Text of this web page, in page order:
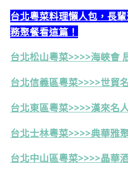
台北粵菜料理懶人包，長
務聚餐看這篇！
台北松山粵菜>>>>海峽會
台北信義區粵菜>>>>世貿
台北東區粵菜>>>>漢來名
台北士林粵菜>>>>典華雅
台北中山區粵菜>>>>晶華